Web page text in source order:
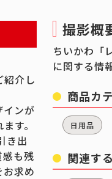
紹介し
インが
す。
き出
も残
求め
撮影概
ちいかわ「
に関する情
商品カ
日用品
関連す